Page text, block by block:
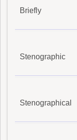
Briefly
Stenographic
Stenographical